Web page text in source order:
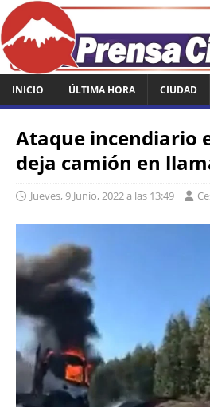
INICIO ÚLTIMA HORA CIUDAD
Ataque incendiario
deja camión en
Jueves, 9 Junio, 2022 a las 13:49